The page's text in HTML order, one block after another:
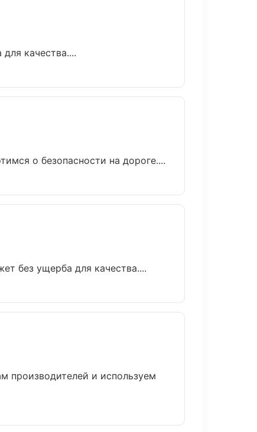
качества....
о безопасности на дороге....
без ущерба для качества....
производителей и используем